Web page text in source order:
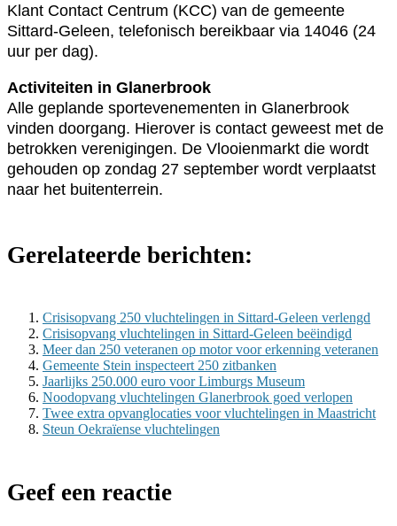
Klant Contact Centrum (KCC) van de gemeente
Sittard-Geleen, telefonisch bereikbaar via 14046 (24
uur per dag).
Activiteiten in Glanerbrook
Alle geplande sportevenementen in Glanerbrook
vinden doorgang. Hierover is contact geweest met de
betrokken verenigingen. De Vlooienmarkt die wordt
gehouden op zondag 27 september wordt verplaatst
naar het buitenterrein.
Gerelateerde berichten:
Crisisopvang 250 vluchtelingen in Sittard-Geleen verlengd
Crisisopvang vluchtelingen in Sittard-Geleen beëindigd
Meer dan 250 veteranen op motor voor erkenning veteranen
Gemeente Stein inspecteert 250 zitbanken
Jaarlijks 250.000 euro voor Limburgs Museum
Noodopvang vluchtelingen Glanerbrook goed verlopen
Twee extra opvanglocaties voor vluchtelingen in Maastricht
Steun Oekraïense vluchtelingen
Geef een reactie